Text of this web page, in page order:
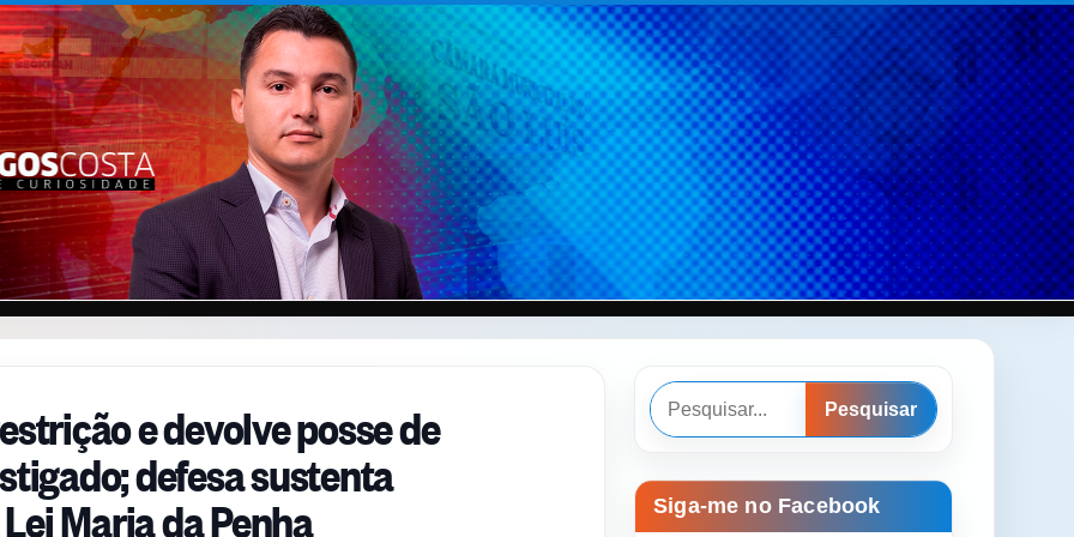
e devolve posse de
defesa sustenta
Maria da Penha
Pesquisar
Pesquisar
Siga-me no Facebook